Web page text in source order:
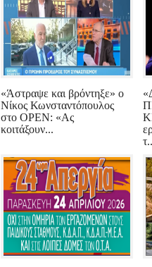
«Άστραψε και βρόντηξε» ο
Νίκος Κωνσταντόπουλος
στο OPEN: «Ας
κοιτάξουν...